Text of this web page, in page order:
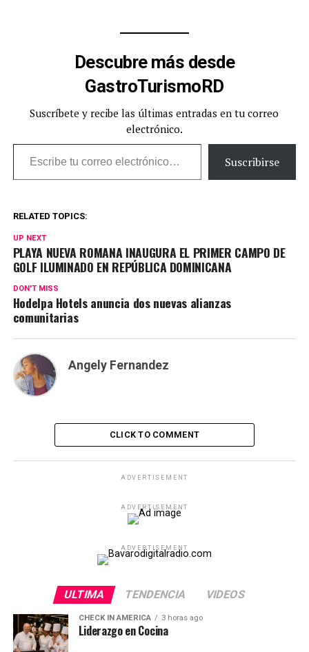
Descubre más desde
GastroTurismoRD
Suscríbete y recibe las últimas entradas en tu correo
electrónico.
Escribe tu correo electrónico…
Suscribirse
RELATED TOPICS:
UP NEXT
PLAYA NUEVA ROMANA INAUGURA EL PRIMER CAMPO DE
GOLF ILUMINADO EN REPÚBLICA DOMINICANA
DON'T MISS
Hodelpa Hotels anuncia dos nuevas alianzas
comunitarias
Angely Fernandez
CLICK TO COMMENT
ADVERTISEMENT
ADVERTISEMENT
ADVERTISEMENT
ULTIMA TENDENCIA VIDEOS
CHECK IN AMERICA 3 horas ago
Liderazgo en Cocina